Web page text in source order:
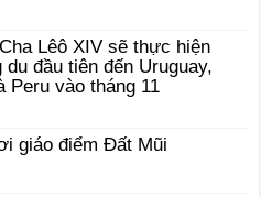
Lêô XIV sẽ thực hiện
du đầu tiên đến Uruguay,
Peru vào tháng 11
giáo điểm Đất Mũi